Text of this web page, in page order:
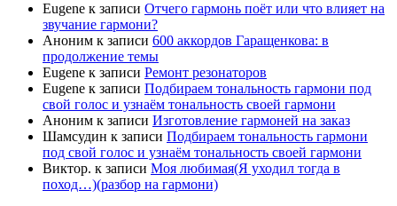
Eugene к записи Отчего гармонь поёт или что влияет на
звучание гармони?
Аноним к записи 600 аккордов Гаращенкова: в
продолжение темы
Eugene к записи Ремонт резонаторов
Eugene к записи Подбираем тональность гармони под
свой голос и узнаём тональность своей гармони
Аноним к записи Изготовление гармоней на заказ
Шамсудин к записи Подбираем тональность гармони
под свой голос и узнаём тональность своей гармони
Виктор. к записи Моя любимая(Я уходил тогда в
поход…)(разбор на гармони)